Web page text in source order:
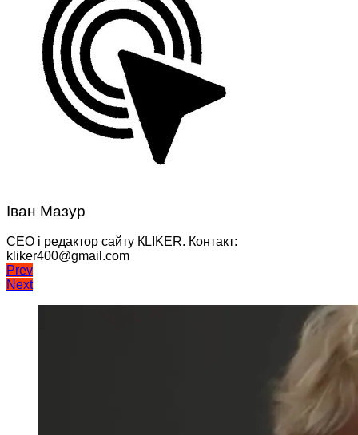
Іван Мазур
CEO і редактор сайту КLIKER. Контакт:
kliker400@gmail.com
Навігація
записів
Prev
Next